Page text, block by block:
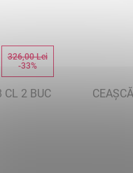
326,00 Lei
-33%
CL 2 BUC